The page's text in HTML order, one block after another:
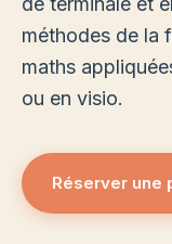
méthodes de la
maths
ou en visio.
Réserver une